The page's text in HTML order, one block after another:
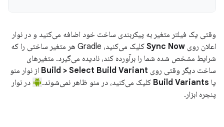
وقتی یک فیلتر متغیر به پیکربندی ساخت خود اضافه می‌کنید و در نوار
اعلان روی Sync Now
کلیک می‌کنید، Gradle هر متغیر ساختی را که
شرایط مشخص شده شما را برآورده کند، نادیده می‌گیرد. متغیرهای
ساخت دیگر وقتی روی Build > Select Build Variant از نوار منو
یا Build Variants کلیک می‌کنید، در منو ظاهر نمی‌شوند.
در نوار
پنجره ابزار.